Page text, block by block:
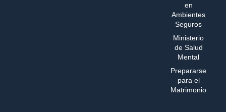
en
Ambientes
Seguros
Ministerio
de Salud
Mental
Prepararse
para el
Matrimonio